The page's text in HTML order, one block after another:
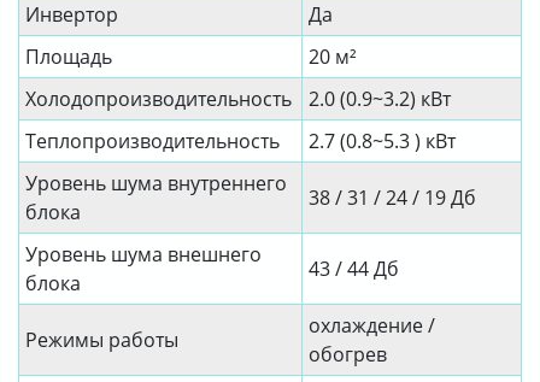
Инвертор
Да
Площадь
20 м²
Холодопроизводительность
2.0 (0.9~3.2) кВт
Теплопроизводительность
2.7 (0.8~5.3 ) кВт
Уровень шума внутреннего
блока
38 / 31 / 24 / 19 Дб
Уровень шума внешнего
блока
43 / 44 Дб
Режимы работы
охлаждение /
обогрев